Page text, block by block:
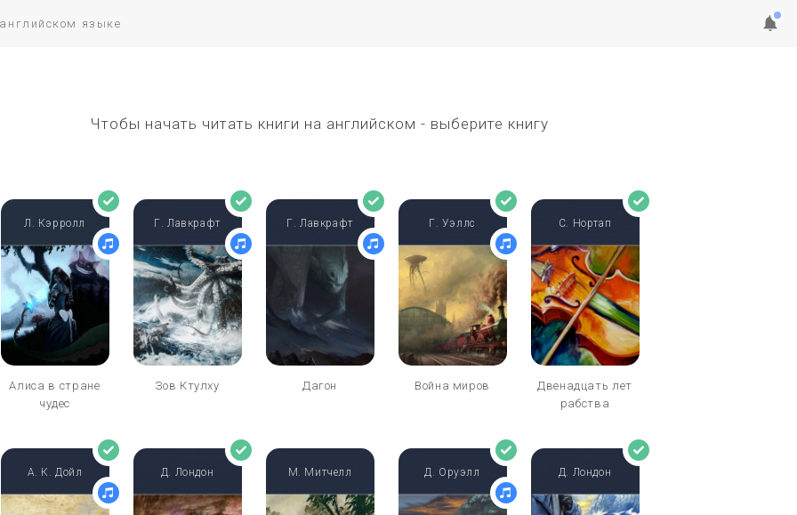
Чтобы начать читать книги на английском - выберите книгу
Алиса в стране
чудес
Л. Кэрролл
Зов Ктулху
Г. Лавкрафт
Дагон
Г. Лавкрафт
Война миров
Г. Уэллс
Двенадцать лет
рабства
С. Нортап
А. К. Дойл Д. Лондон М. Митчелл Д. Оруэлл Д. Лондон